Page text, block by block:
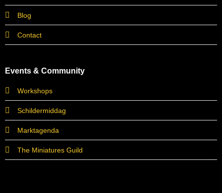
Blog
Contact
Events & Community
Workshops
Schildermiddag
Marktagenda
The Miniatures Guild